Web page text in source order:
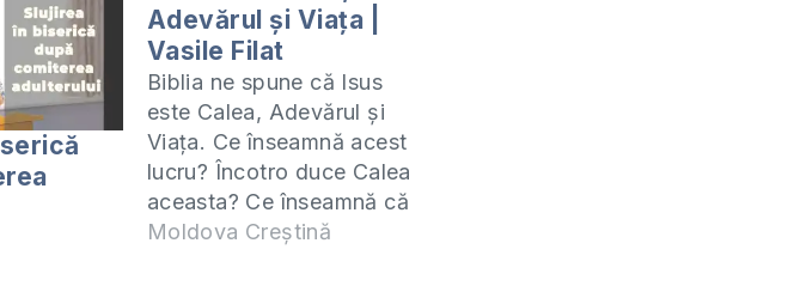
Adevărul și Viața |
Vasile Filat
Biblia ne spune că Isus
este Calea, Adevărul și
Viața. Ce înseamnă acest
lucru? Încotro duce Calea
aceasta? Ce înseamnă că
Isus este Adevărul? La ce
Moldova Creștină